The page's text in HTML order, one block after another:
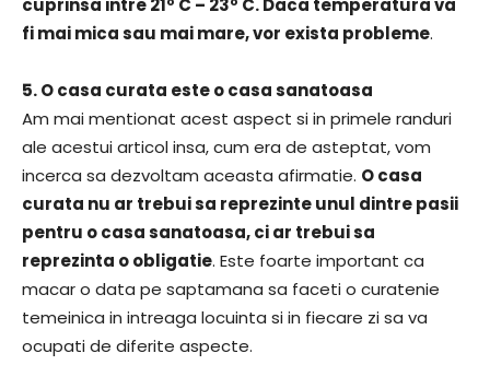
cuprinsa intre 21º C – 23º C. Daca temperatura va
fi mai mica sau mai mare, vor exista probleme.
5. O casa curata este o casa sanatoasa
Am mai mentionat acest aspect si in primele randuri
ale acestui articol insa, cum era de asteptat, vom
incerca sa dezvoltam aceasta afirmatie. O casa
curata nu ar trebui sa reprezinte unul dintre pasii
pentru o casa sanatoasa, ci ar trebui sa
reprezinta o obligatie. Este foarte important ca
macar o data pe saptamana sa faceti o curatenie
temeinica in intreaga locuinta si in fiecare zi sa va
ocupati de diferite aspecte.